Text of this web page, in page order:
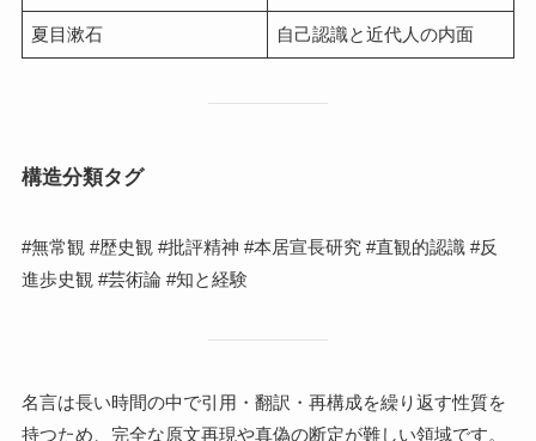
夏目漱石 自己認識と近代人の内面
構造分類タグ
#無常観 #歴史観 #批評精神 #本居宣長研究 #直観的認識 #反
進歩史観 #芸術論 #知と経験
名言は長い時間の中で引用・翻訳・再構成を繰り返す性質を
持つため、完全な原文再現や真偽の断定が難しい領域です。